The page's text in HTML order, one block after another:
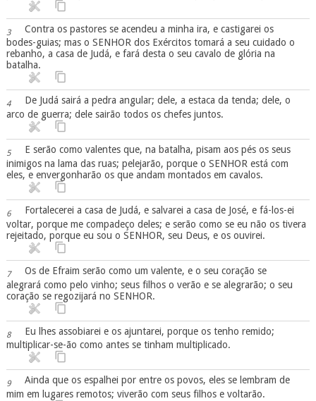
3
Contra os pastores se acendeu a minha ira, e castigarei os
bodes-guias; mas o SENHOR dos Exércitos tomará a seu cuidado o
rebanho, a casa de Judá, e fará desta o seu cavalo de glória na
batalha.
4
De Judá sairá a pedra angular; dele, a estaca da tenda; dele, o
arco de guerra; dele sairão todos os chefes juntos.
5
E serão como valentes que, na batalha, pisam aos pés os seus
inimigos na lama das ruas; pelejarão, porque o SENHOR está com
eles, e envergonharão os que andam montados em cavalos.
6
Fortalecerei a casa de Judá, e salvarei a casa de José, e fá-los-ei
voltar, porque me compadeço deles; e serão como se eu não os tivera
rejeitado, porque eu sou o SENHOR, seu Deus, e os ouvirei.
7
Os de Efraim serão como um valente, e o seu coração se
alegrará como pelo vinho; seus filhos o verão e se alegrarão; o seu
coração se regozijará no SENHOR.
8
Eu lhes assobiarei e os ajuntarei, porque os tenho remido;
multiplicar-se-ão como antes se tinham multiplicado.
9
Ainda que os espalhei por entre os povos, eles se lembram de
mim em lugares remotos; viverão com seus filhos e voltarão.